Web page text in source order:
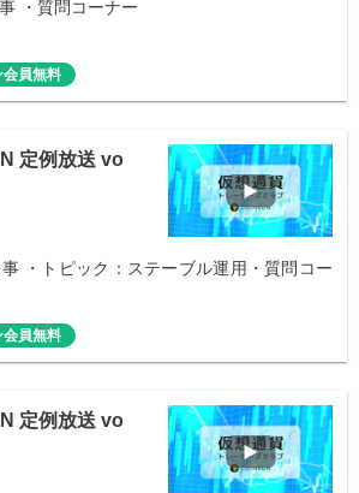
・質問コーナー
会員無料
定例放送 vo
・トピック：ステーブル運用・質問コー
会員無料
定例放送 vo